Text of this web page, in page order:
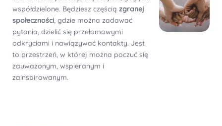
współdzielone. Będziesz częścią zgranej
społeczności, gdzie można zadawać
pytania, dzielić się przełomowymi
odkryciami i nawiązywać kontakty. Jest
to przestrzeń, w której można poczuć się
zauważonym, wspieranym i
zainspirowanym.